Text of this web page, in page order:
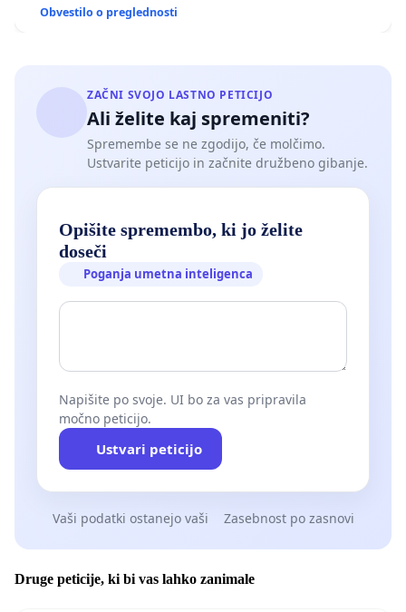
Obvestilo o preglednosti
ZAČNI SVOJO LASTNO PETICIJO
Ali želite kaj spremeniti?
Spremembe se ne zgodijo, če molčimo.
Ustvarite peticijo in začnite družbeno gibanje.
Opišite spremembo, ki jo želite
doseči
Poganja umetna inteligenca
Napišite po svoje. UI bo za vas pripravila
močno peticijo.
Ustvari peticijo
Vaši podatki ostanejo vaši Zasebnost po zasnovi
Druge peticije, ki bi vas lahko zanimale